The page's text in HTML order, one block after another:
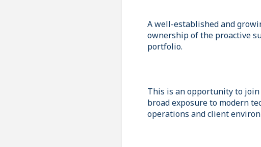
A well-established and
ownership of the proactive
portfolio.
This is an opportunity to
broad exposure to modern
operations and client